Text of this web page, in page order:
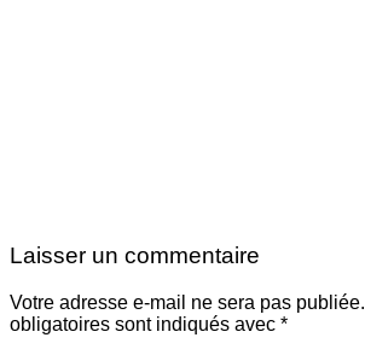
Laisser un commentaire
Votre adresse e-mail ne sera pas publiée.
obligatoires sont indiqués avec *